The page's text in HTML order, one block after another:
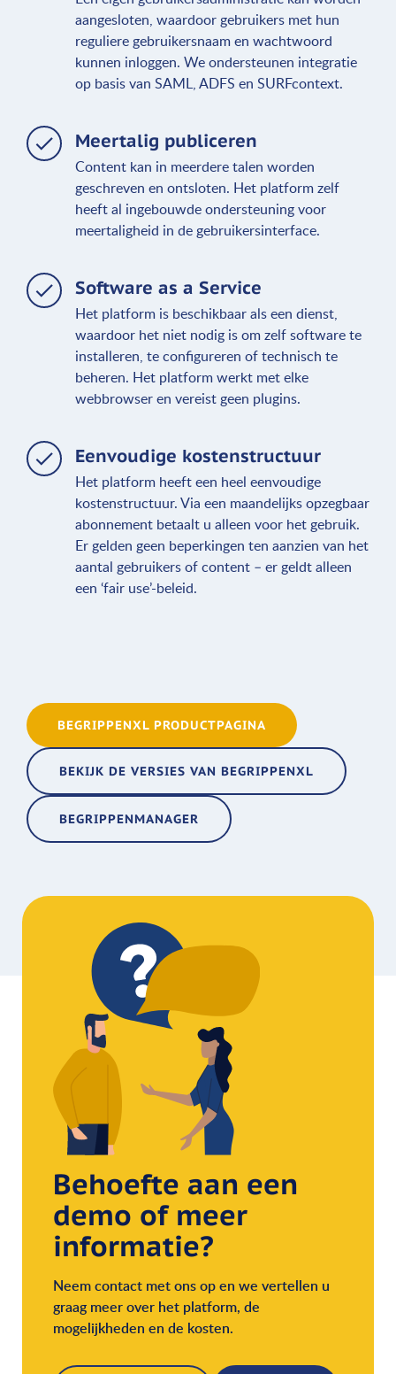
aangesloten, waardoor gebruikers met hun
reguliere gebruikersnaam en wachtwoord
kunnen inloggen. We ondersteunen integratie
op basis van SAML, ADFS en SURFcontext.
Meertalig publiceren
Content kan in meerdere talen worden
geschreven en ontsloten. Het platform zelf
heeft al ingebouwde ondersteuning voor
meertaligheid in de gebruikersinterface.
Software as a Service
Het platform is beschikbaar als een dienst,
waardoor het niet nodig is om zelf software te
installeren, te configureren of technisch te
beheren. Het platform werkt met elke
webbrowser en vereist geen plugins.
Eenvoudige kostenstructuur
Het platform heeft een heel eenvoudige
kostenstructuur. Via een maandelijks opzegbaar
abonnement betaalt u alleen voor het gebruik.
Er gelden geen beperkingen ten aanzien van het
aantal gebruikers of content – er geldt alleen
een ‘fair use’-beleid.
BEGRIPPENXL PRODUCTPAGINA
BEKIJK DE VERSIES VAN BEGRIPPENXL
BEGRIPPENMANAGER
Behoefte aan een
demo of meer
informatie?
Neem contact met ons op en we vertellen u
graag meer over het platform, de
mogelijkheden en de kosten.